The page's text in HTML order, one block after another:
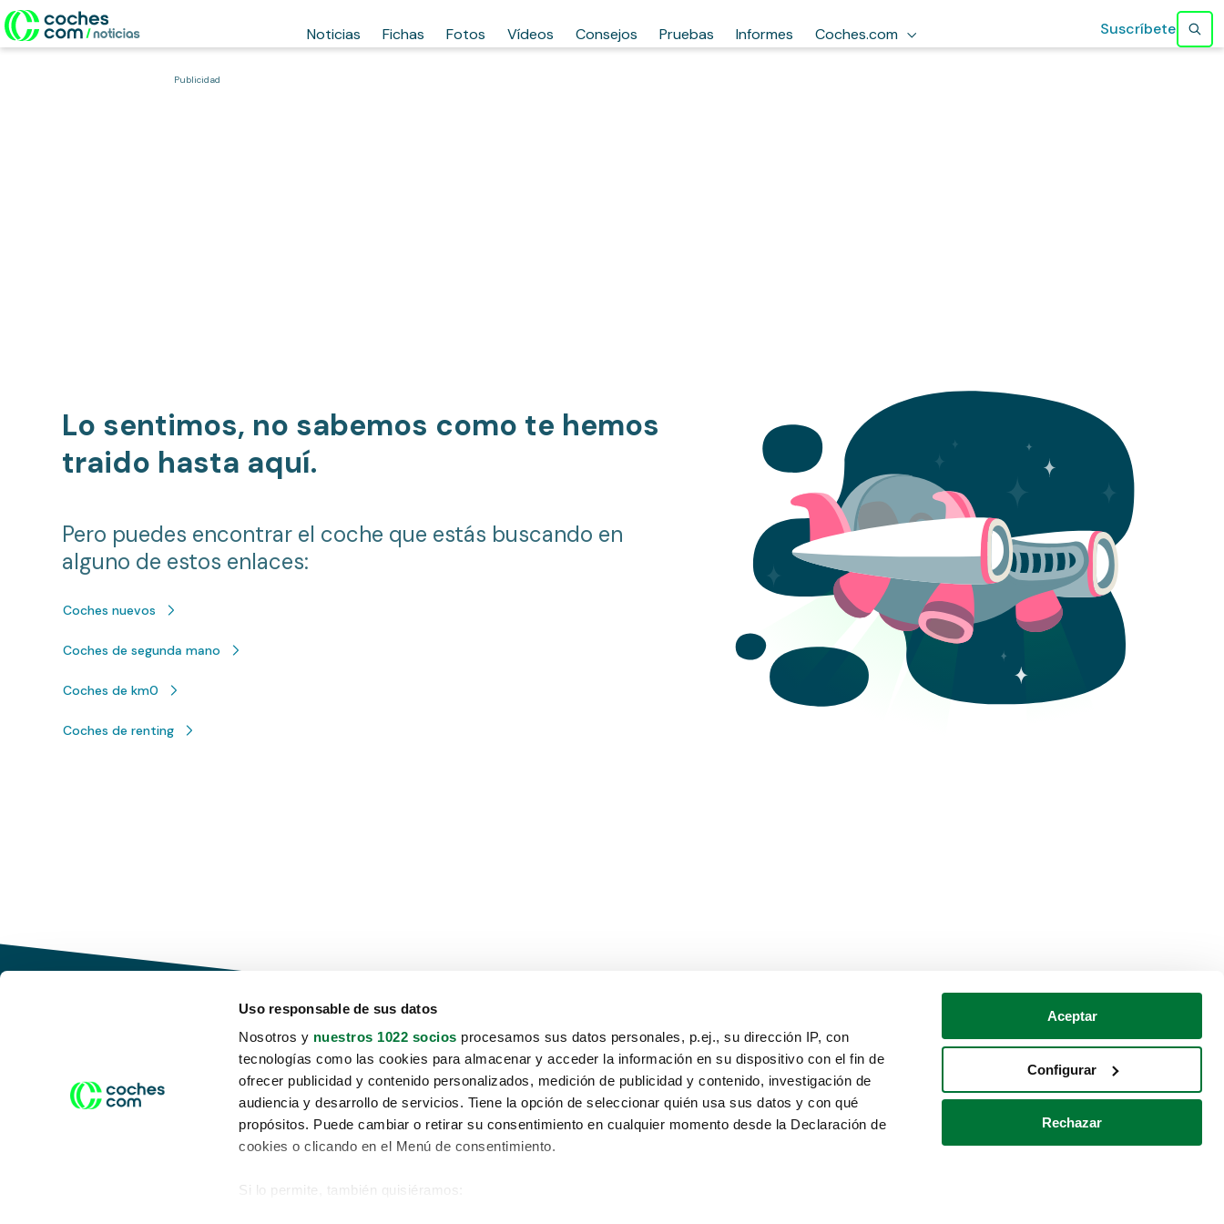
Uso responsable de sus datos
Nosotros y nuestros 1022 socios procesamos sus datos personales, p.ej., su dirección IP, con
tecnologías como las cookies para almacenar y acceder la información en su dispositivo con el fin de
ofrecer publicidad y contenido personalizados, medición de publicidad y contenido, investigación de
audiencia y desarrollo de servicios. Tiene la opción de seleccionar quién usa sus datos y con qué
propósitos. Puede cambiar o retirar su consentimiento en cualquier momento desde la Declaración de
cookies o clicando en el Menú de consentimiento.
Si lo permite, también quisiéramos:
Aceptar
Configurar
Rechazar
Noticias Fichas Fotos Vídeos Consejos Pruebas Informes Coches.com Suscríbete
Publicidad
Lo sentimos, no sabemos como te hemos
traido hasta aquí.
Pero puedes encontrar el coche que estás buscando en
alguno de estos enlaces:
Coches nuevos
Coches de segunda mano
Coches de km0
Coches de renting
Conduce tu futuro,
desata tu movilidad